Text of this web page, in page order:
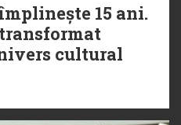
15 ani.
cultural